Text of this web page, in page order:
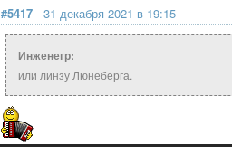
#5417 - 31 декабря 2021 в 19:15
Инженегр:
или линзу Люнеберга.